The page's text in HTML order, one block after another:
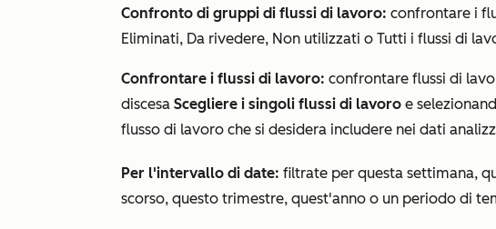
Confronto di gruppi di flussi di lavoro: confrontare i
Eliminati, Da rivedere, Non utilizzati o Tutti i flussi di
Confrontare i flussi di lavoro: confrontare flussi di
discesa Scegliere i singoli flussi di lavoro e
flusso di lavoro che si desidera includere nei dati
Per l'intervallo di date: filtrate per questa settimana,
scorso, questo trimestre, quest'anno o un periodo di